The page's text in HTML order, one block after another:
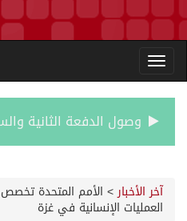
آخر الأخبار>
العمليات الإنسانية في غزة